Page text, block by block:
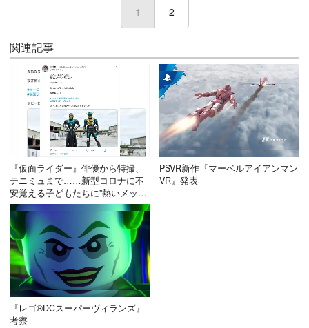
1 (current)
2
関連記事
『仮面ライダー』俳優から特撮、
テニミュまで……新型コロナに不
安覚える子どもたちに”熱いメッセ
ージ”集まる
PSVR新作『マーベルアイアンマン
VR』発表
『レゴ®DCスーパーヴィランズ』
考察